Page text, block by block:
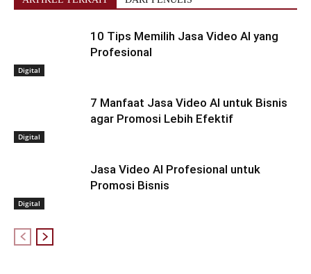
Digital
10 Tips Memilih Jasa Video AI yang
Profesional
Digital
7 Manfaat Jasa Video AI untuk Bisnis
agar Promosi Lebih Efektif
Digital
Jasa Video AI Profesional untuk
Promosi Bisnis